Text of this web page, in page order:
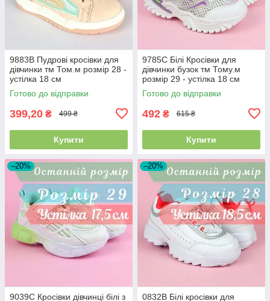
9883B Пудрові кросівки для
дівчинки тм Том.м розмір 28 -
устілка 18 см
Готово до відправки
399,20 ₴ 499 ₴
Купити
9785C Білі Кросівки для
дівчинки бузок тм Тому.м
розмір 29 - устілка 18 см
Готово до відправки
492 ₴ 615 ₴
Купити
–20%
9039C Кросівки дівчинці білі з
–20%
0832B Білі кросівки для